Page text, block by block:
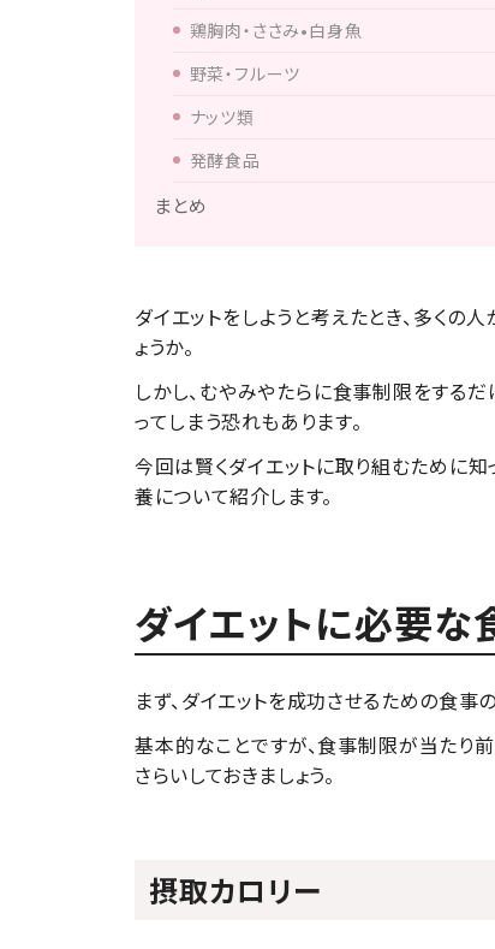
鶏胸肉・ささみ•白身魚
野菜・フルーツ
ナッツ類
発酵食品
まとめ
ダイエットをしようと考えたとき、多く
ょうか。
しかし、むやみやたらに食事制限をする
ってしまう恐れもあります。
今回は賢くダイエットに取り組むために
養について紹介します。
ダイエットに必要な
まず、ダイエットを成功させるための食事
基本的なことですが、食事制限が当たり
さらいしておきましょう。
摂取カロリー